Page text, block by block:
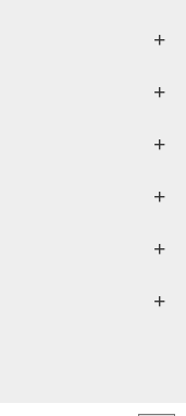
+
+
+
+
+
+